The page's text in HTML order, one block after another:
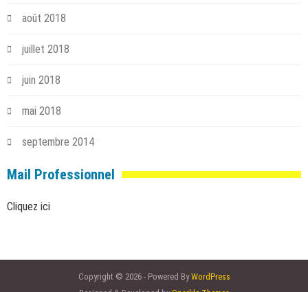
août 2018
juillet 2018
juin 2018
mai 2018
septembre 2014
Mail Professionnel
Cliquez ici
Copyright © 2026 - Powered ByWordPress